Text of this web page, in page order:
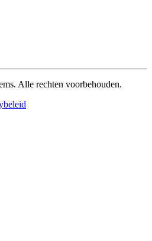
Alle rechten voorbehouden.